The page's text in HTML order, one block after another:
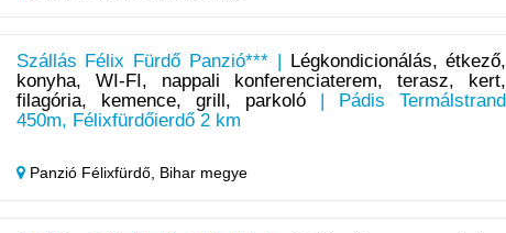
Szállás Félix Fürdő Panzió*** |
Légkondicionálás, étkező,
konyha, WI-FI, nappali konferenciaterem, terasz, kert,
filagória, kemence, grill, parkoló| Pádis Termálstrand
450m, Félixfürdőierdő 2 km
Panzió Félixfürdő, Bihar megye